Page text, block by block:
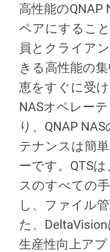
高性能のQNAP
ペアにするこ
員とクライア
きる高性能の
恵をすぐに受
NASオペレー
り、QNAP
テナンスは簡
ーです。QTS
スのすべての
し、ファイル
た、
生産性向上ア